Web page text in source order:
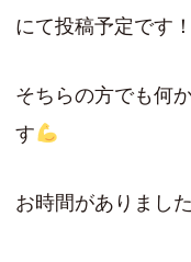
にて投稿予定です！
そちらの方でも何
す
お時間がありまし